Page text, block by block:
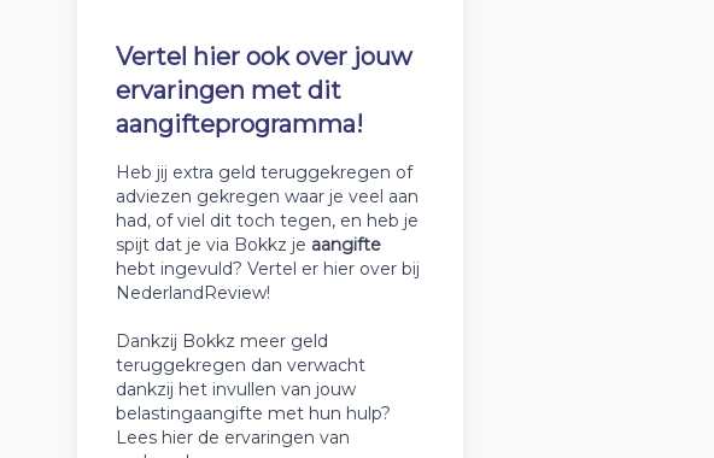
Vertel hier ook over jouw
ervaringen met dit
aangifteprogramma!
Heb jij extra geld teruggekregen of
adviezen gekregen waar je veel aan
had, of viel dit toch tegen, en heb je
spijt dat je via Bokkz je aangifte
hebt ingevuld? Vertel er hier over bij
NederlandReview!
Dankzij Bokkz meer geld
teruggekregen dan verwacht
dankzij het invullen van jouw
belastingaangifte met hun hulp?
Lees hier de ervaringen van